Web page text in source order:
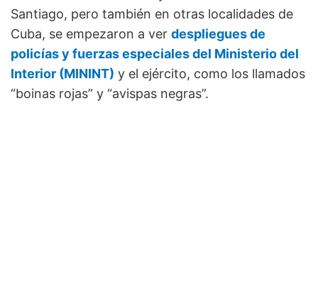
Santiago, pero también en otras localidades de
Cuba, se empezaron a ver despliegues de
policías y fuerzas especiales del Ministerio del
Interior (MININT) y el ejército, como los llamados
“boinas rojas” y “avispas negras”.